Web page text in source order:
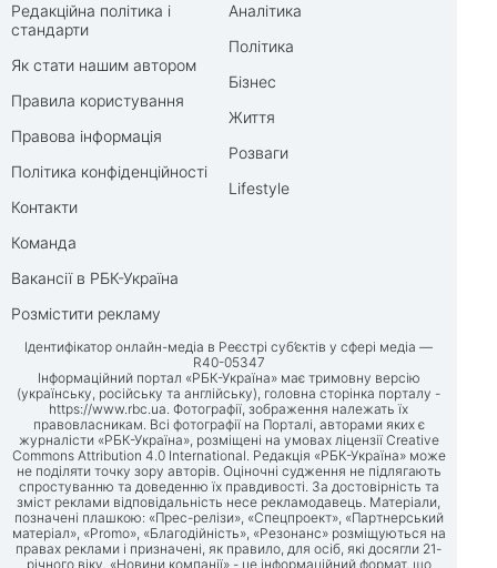
Редакційна політика і
стандарти
Як стати нашим автором
Правила користування
Правова інформація
Політика конфіденційності
Контакти
Команда
Вакансії в РБК-Україна
Розмістити рекламу
Аналітика
Політика
Бізнес
Життя
Розваги
Lifestyle
Ідентифікатор онлайн-медіа в Реєстрі суб’єктів у сфері медіа —
R40-05347
Інформаційний портал «РБК-Україна» має тримовну версію
(українську, російську та англійську), головна сторінка порталу -
https://www.rbc.ua. Фотографії, зображення належать їх
правовласникам. Всі фотографії на Порталі, авторами яких є
журналісти «РБК-Україна», розміщені на умовах ліцензії Creative
Commons Attribution 4.0 International. Редакція «РБК-Україна» може
не поділяти точку зору авторів. Оціночні судження не підлягають
спростуванню та доведенню їх правдивості. За достовірність та
зміст реклами відповідальність несе рекламодавець. Матеріали,
позначені плашкою: «Прес-релізи», «Спецпроект», «Партнерський
матеріал», «Promo», «Благодійність», «Резонанс» розміщуються на
правах реклами і призначені, як правило, для осіб, які досягли 21-
річного віку. «Новини компанії» - це інформаційний формат, що